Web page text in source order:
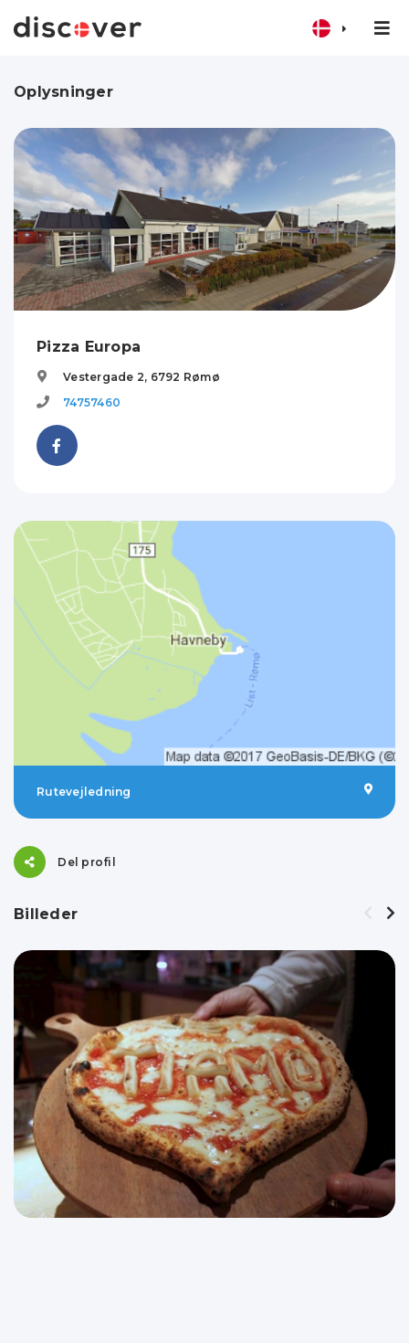
Oplysninger
Pizza Europa
Vestergade 2, 6792 Rømø
74757460
Rutevejledning
Del profil
Billeder